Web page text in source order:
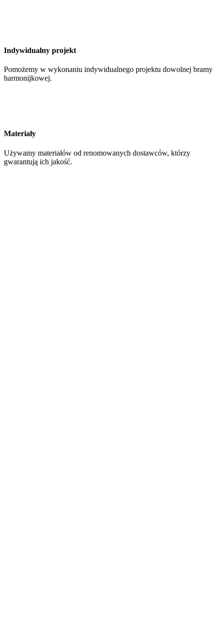
Indywidualny projekt
Pomożemy w wykonaniu indywidualnego projektu dowolnej bramy
harmonijkowej.
Materiały
Używamy materiałów od renomowanych dostawców, którzy
gwarantują ich jakość.